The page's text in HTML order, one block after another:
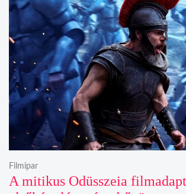
A mitikus Odüsszeia
Filmipar